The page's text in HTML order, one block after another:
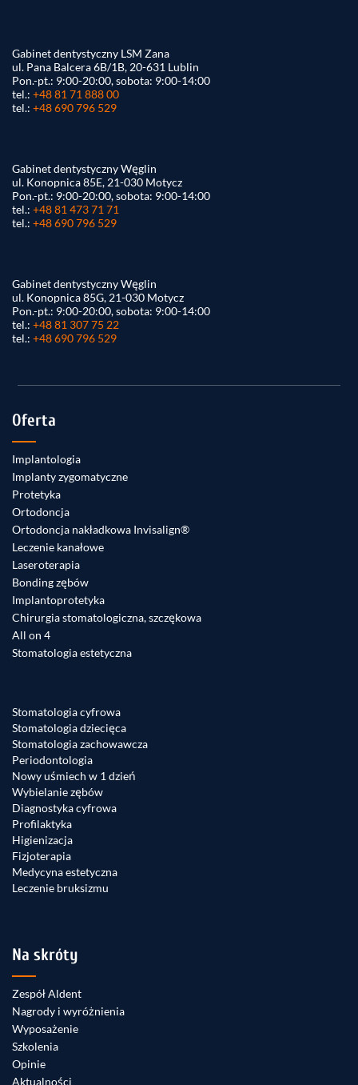
Gabinet dentystyczny LSM Zana
ul. Pana Balcera 6B/1B, 20-631 Lublin
Pon.-pt.: 9:00-20:00, sobota: 9:00-14:00
tel.: +48 81 71 888 00
tel.: +48 690 796 529
Gabinet dentystyczny Węglin
ul. Konopnica 85E, 21-030 Motycz
Pon.-pt.: 9:00-20:00, sobota: 9:00-14:00
tel.: +48 81 473 71 71
tel.: +48 690 796 529
Gabinet dentystyczny Węglin
ul. Konopnica 85G, 21-030 Motycz
Pon.-pt.: 9:00-20:00, sobota: 9:00-14:00
tel.: +48 81 307 75 22
tel.: +48 690 796 529
Oferta
Implantologia
Implanty zygomatyczne
Protetyka
Ortodoncja
Ortodoncja nakładkowa Invisalign®
Leczenie kanałowe
Laseroterapia
Bonding zębów
Implantoprotetyka
Chirurgia stomatologiczna, szczękowa
All on 4
Stomatologia estetyczna
Stomatologia cyfrowa
Stomatologia dziecięca
Stomatologia zachowawcza
Periodontologia
Nowy uśmiech w 1 dzień
Wybielanie zębów
Diagnostyka cyfrowa
Profilaktyka
Higienizacja
Fizjoterapia
Medycyna estetyczna
Leczenie bruksizmu
Na skróty
Zespół Aldent
Nagrody i wyróżnienia
Wyposażenie
Szkolenia
Opinie
Aktualności